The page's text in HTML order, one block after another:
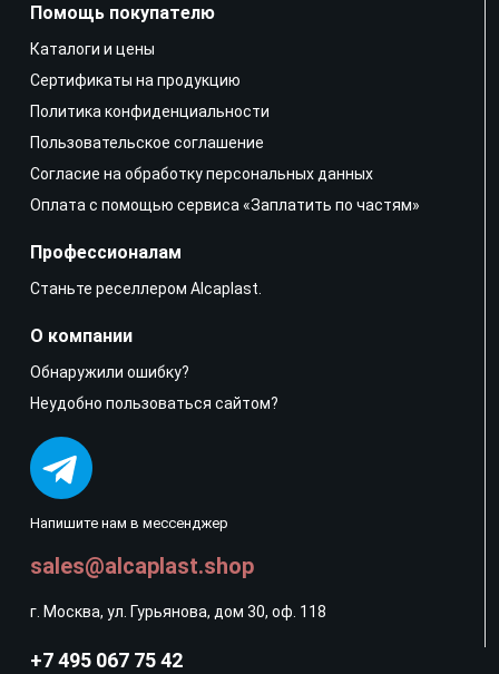
Напишите нам в мессенджер
sales@alcaplast.shop
г. Москва, ул. Гурьянова, дом 30, оф. 118
Помощь покупателю
Каталоги и цены
Сертификаты на продукцию
Политика конфиденциальности
Пользовательское соглашение
Согласие на обработку персональных данных
Оплата с помощью сервиса «Заплатить по частям»
Профессионалам
Станьте реселлером Alcaplast.
О компании
Обнаружили ошибку?
Неудобно пользоваться сайтом?
+7 495 067 75 42